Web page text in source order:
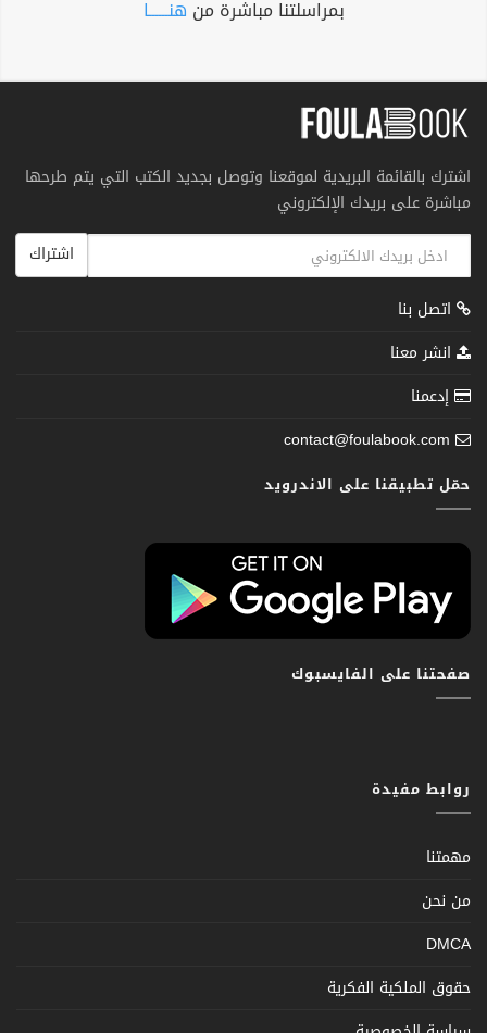
بمراسلتنا مباشرة من هنــــــا
اشترك بالقائمة البريدية لموقعنا وتوصل بجديد الكتب التي يتم طرحها
مباشرة على بريدك الإلكتروني
اشتراك
اتصل بنا
انشر معنا
إدعمنا
contact@foulabook.com
حمّل تطبيقنا على الاندرويد
صفحتنا على الفايسبوك
روابط مفيدة
مهمتنا
من نحن
DMCA
حقوق الملكية الفكرية